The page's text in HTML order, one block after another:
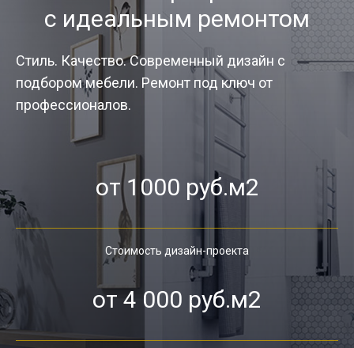
с идеальным ремонтом
Стиль. Качество. Современный дизайн с
подбором мебели. Ремонт под ключ от
профессионалов.
от 1000 руб.м2
Стоимость дизайн-проекта
от 4 000 руб.м2